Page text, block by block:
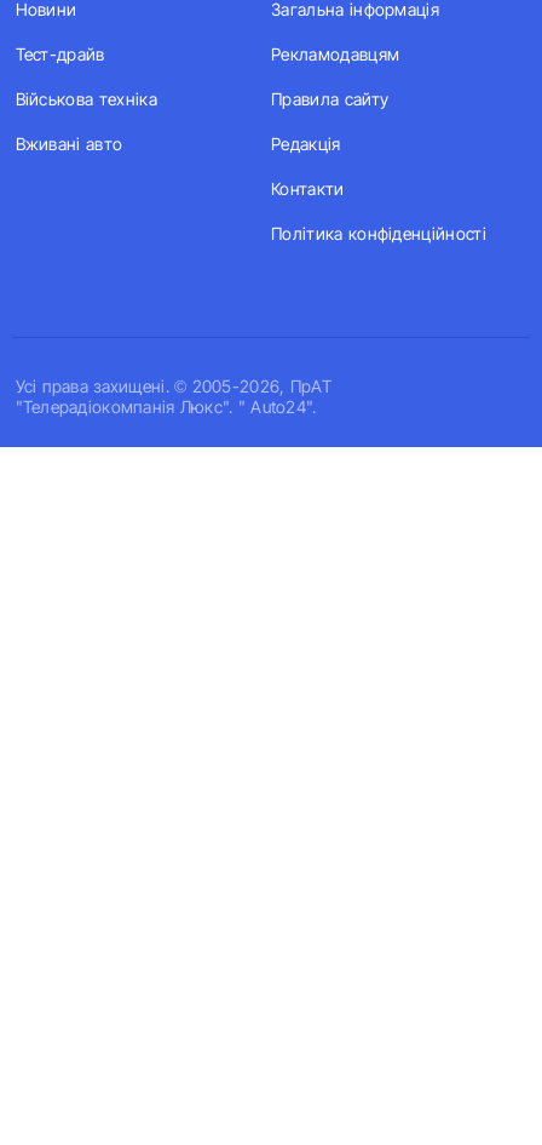
Усi права захищенi. © 2005-2026, ПрАТ
"Телерадіокомпанія Люкс". " Auto24".
Новини
Тест-драйв
Військова техніка
Вживані авто
Загальна інформація
Рекламодавцям
Правила сайту
Редакція
Контакти
Політика конфіденційності